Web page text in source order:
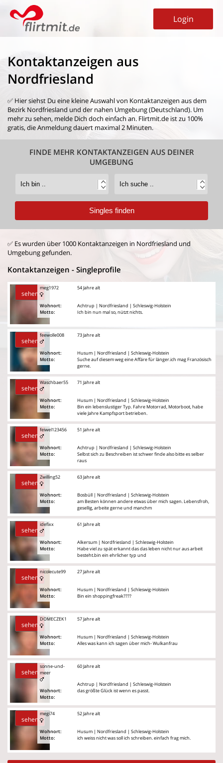
Login
Kontaktanzeigen aus
Nordfriesland
✅ Hier siehst Du eine kleine Auswahl von Kontaktanzeigen aus dem
Bezirk Nordfriesland und der nahen Umgebung (Deutschland). Um
mehr zu sehen, melde Dich doch einfach an. Flirtmit.de ist zu 100%
gratis, die Anmeldung dauert maximal 2 Minuten.
FINDE MEHR KONTAKTANZEIGEN AUS DEINER
UMGEBUNG
✅ Es wurden über 1000 Kontaktanzeigen in Nordfriesland und
Umgebung gefunden.
Kontaktanzeigen - Singleprofile
sehen
meg1972
Wohnort:
Motto:
54 Jahre alt
Achtrup | Nordfriesland | Schleswig-Holstein
Ich bin nun mal so, nützt nichts.
sehen
feewolle008
Wohnort:
Motto:
73 Jahre alt
Husum | Nordfriesland | Schleswig-Holstein
Suche auf diesem weg eine Affäre für länger.ich mag Französisch
gerne.
sehen
Waschbaer55
Wohnort:
Motto:
71 Jahre alt
Husum | Nordfriesland | Schleswig-Holstein
Bin ein lebenslustiger Typ. Fahre Motorrad, Motorboot, habe
viele Jahre Kampfsport betrieben.
sehen
feiwel123456
Wohnort:
Motto:
51 Jahre alt
Achtrup | Nordfriesland | Schleswig-Holstein
Selbst sich zu Beschreiben ist schwer finde also bitte es selber
raus
sehen
Zwilling52
Wohnort:
Motto:
63 Jahre alt
Bosbüll | Nordfriesland | Schleswig-Holstein
am Besten können andere etwas über mich sagen. Lebensfroh,
gesellig, arbeite gerne und manchm
sehen
idefixx
Wohnort:
Motto:
61 Jahre alt
Alkersum | Nordfriesland | Schleswig-Holstein
Habe viel zu spät erkannt das das leben nicht nur aus arbeit
besteht.bin ein ehrlicher typ und
sehen
nicolecute99
Wohnort:
Motto:
27 Jahre alt
Husum | Nordfriesland | Schleswig-Holstein
Bin ein shoppingfreak????
sehen
DOMECZEK1
Wohnort:
Motto:
57 Jahre alt
Husum | Nordfriesland | Schleswig-Holstein
Alles was kann ich sagen über mich- Wulkanfrau
sehen
sonne-und-
meer
Wohnort:
Motto:
60 Jahre alt
Achtrup | Nordfriesland | Schleswig-Holstein
das größte Glück ist wenn es passt.
sehen
megi74
Wohnort:
Motto:
52 Jahre alt
Husum | Nordfriesland | Schleswig-Holstein
ich weiss nicht was soll ich schreiben. einfach frag mich.